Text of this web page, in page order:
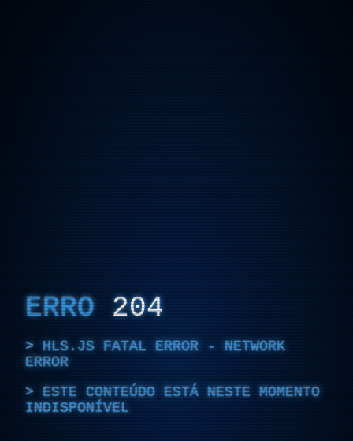
ERRO 204
HLS.JS FATAL ERROR - NETWORK
ERROR
ESTE CONTEÚDO ESTÁ NESTE MOMENTO
INDISPONÍVEL